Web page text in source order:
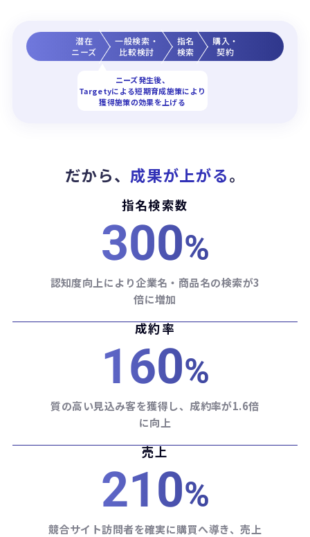
潜在
ニーズ
ニーズ発生後、
Targetyによる短期育成施策により
獲得施策の効果を上げる
一般検索・
比較検討
指名
検索
購入・
契約
だから、 成果が上がる。
指名検索数
300%
認知度向上により企業名・商品名の検索が3
倍に増加
成約率
160%
質の高い見込み客を獲得し、成約率が1.6倍
に向上
売上
210%
競合サイト訪問者を確実に購買へ導き、売上